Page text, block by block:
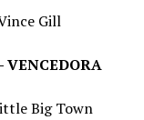
Gill
VENCEDORA
Big Town